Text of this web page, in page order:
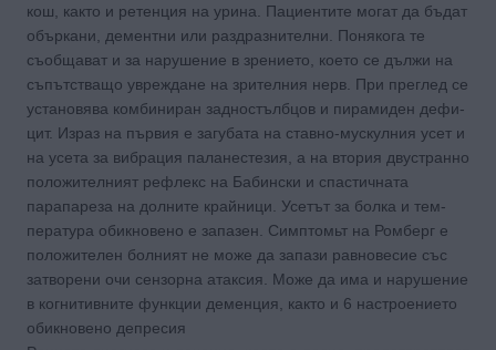
кош, както и ретенция на урина. Пациентите могат да бъдат
объркани, дементни или раздразнителни. Понякога те
съобщават и за нарушение в зрението, което се дължи на
съпътстващо увреждане на зрителния нерв. При преглед се
установява комбиниран задностълбцов и пирамиден дефи­
цит. Израз на първия е загубата на ставно-мускулния усет и
на усета за вибрация паланестезия, а на втория двустранно
положителният рефлекс на Бабински и спастичната
парапареза на долните крайници. Усетът за болка и тем­
пература обикновено е запазен. Симптомьт на Ромберг е
положителен болният не може да запази равновесие със
затворени очи сензорна атаксия. Може да има и наруше­ние
в когнитивните функции деменция, както и 6 настроението
обикновено депресия